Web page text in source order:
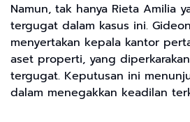
Namun, tak hanya Rieta Amilia
tergugat dalam kasus ini.
menyertakan kepala kantor
aset properti, yang
tergugat. Keputusan ini
dalam menegakkan keadilan